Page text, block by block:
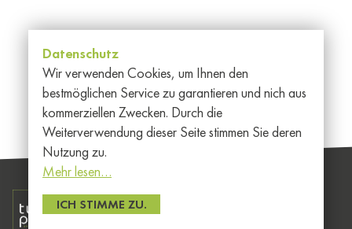
Member of EEIG
Datenschutz
Wir verwenden Cookies, um Ihnen den
bestmöglichen Service zu garantieren und nich aus
kommerziellen Zwecken. Durch die
Weiterverwendung dieser Seite stimmen Sie deren
Nutzung zu.
Mehr lesen…
Allgemeine
ICH STIMME ZU.